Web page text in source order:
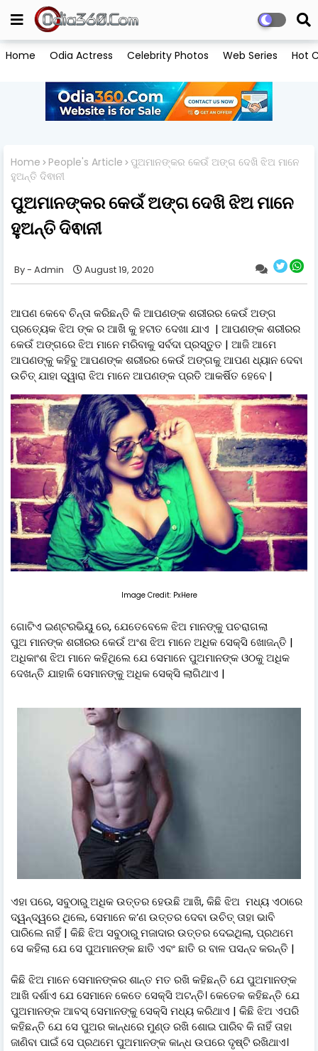
Home Odia Actress Celebrity Photos Web Series Hot
Home People's Article ପୁଅମାନଙ୍କର କେଉଁ ଅଙ୍ଗ ଦେଖି ଝିଅ ମାନେ
ହୁଅନ୍ତି ଦିଵାନୀ
ପୁଅମାନଙ୍କର କେଉଁ ଅଙ୍ଗ ଦେଖି ଝିଅ ମାନେ
ହୁଅନ୍ତି ଦିଵାନୀ
Admin August 19, 2020
ଆପଣ କେବେ ଚିନ୍ତା କରିଛନ୍ତି କି ଆପଣଙ୍କ ଶରୀରର କେଉଁ ଅଙ୍ଗ
ପ୍ରତ୍ୟେକ ଝିଅ ଙ୍କ ର ଆଖି କୁ ହଟାତ ଦେଖା ଯାଏ | ଆପଣଙ୍କ ଶରୀରର
କେଉଁ ଅଙ୍ଗରେ ଝିଅ ମାନେ ମରିବାକୁ ସର୍ବଦା ପ୍ରସ୍ତୁତ | ଆଜି ଆମେ
ଆପଣଙ୍କୁ କହିବୁ ଆପଣଙ୍କ ଶରୀରର କେଉଁ ଅଙ୍ଗକୁ ଆପଣ ଧ୍ୟାନ ଦେବା
ଉଚିତ୍ ଯାହା ଦ୍ୱାରା ଝିଅ ମାନେ ଆପଣଙ୍କ ପ୍ରତି ଆକର୍ଷିତ ହେବେ |
Image Credit: PxHere
ଗୋଟିଏ ଇଣ୍ଟରଭିୟୁ ରେ, ଯେତେବେଳେ ଝିଅ ମାନଙ୍କୁ ପଚରାଗଲା
ପୁଅ ମାନଙ୍କ ଶରୀରର କେଉଁ ଅଂଶ ଝିଅ ମାନେ ଅଧିକ ସେକ୍ସି ଖୋଜନ୍ତି |
ଅଧିକାଂଶ ଝିଅ ମାନେ କହିଥିଲେ ଯେ ସେମାନେ ପୁଅମାନଙ୍କ ଓଠକୁ ଅଧିକ
ଦେଖନ୍ତି ଯାହାକି ସେମାନଙ୍କୁ ଅଧିକ ସେକ୍ସି ଲାଗିଥାଏ |
ଏହା ପରେ, ସବୁଠାରୁ ଅଧିକ ଉତ୍ତର ହେଉଛି ଆଖି, କିଛି ଝିଅ ମଧ୍ୟ ଏଠାରେ
ଦ୍ୱନ୍ଦ୍ୱରେ ଥିଲେ, ସେମାନେ କ’ଣ ଉତ୍ତର ଦେବା ଉଚିତ୍ ତାହା ଭାବି
ପାରିଲେ ନାହିଁ | କିଛି ଝିଅ ସବୁଠାରୁ ମଜାଦାର ଉତ୍ତର ଦେଇଥିଲା, ପ୍ରଥମେ
ସେ କହିଲା ଯେ ସେ ପୁଅମାନଙ୍କ ଛାତି ଏବଂ ଛାତି ର ବାଳ ପସନ୍ଦ କରନ୍ତି |
କିଛି ଝିଅ ମାନେ ସେମାନଙ୍କର ଶାନ୍ତ ମତ ରଖି କହିଛନ୍ତି ଯେ ପୁଅମାନଙ୍କ
ଆଖି ଦର୍ଶାଏ ଯେ ସେମାନେ କେତେ ସେକ୍ସି ଅଟନ୍ତି। କେତେକ କହିଛନ୍ତି ଯେ
ପୁଅମାନଙ୍କ ଆବସ୍ ସେମାନଙ୍କୁ ସେକ୍ସି ମଧ୍ୟ କରିଥାଏ | କିଛି ଝିଅ ଏପରି
କହିଛନ୍ତି ଯେ ସେ ପୁଅର କାନ୍ଧରେ ମୁଣ୍ଡ ରଖି ଶୋଇ ପାରିବ କି ନାହିଁ ତାହା
ଜାଣିବା ପାଇଁ ସେ ପ୍ରଥମେ ପୁଅମାନଙ୍କ କାନ୍ଧ ଉପରେ ଦୃଷ୍ଟି ରଖିଥାଏ।